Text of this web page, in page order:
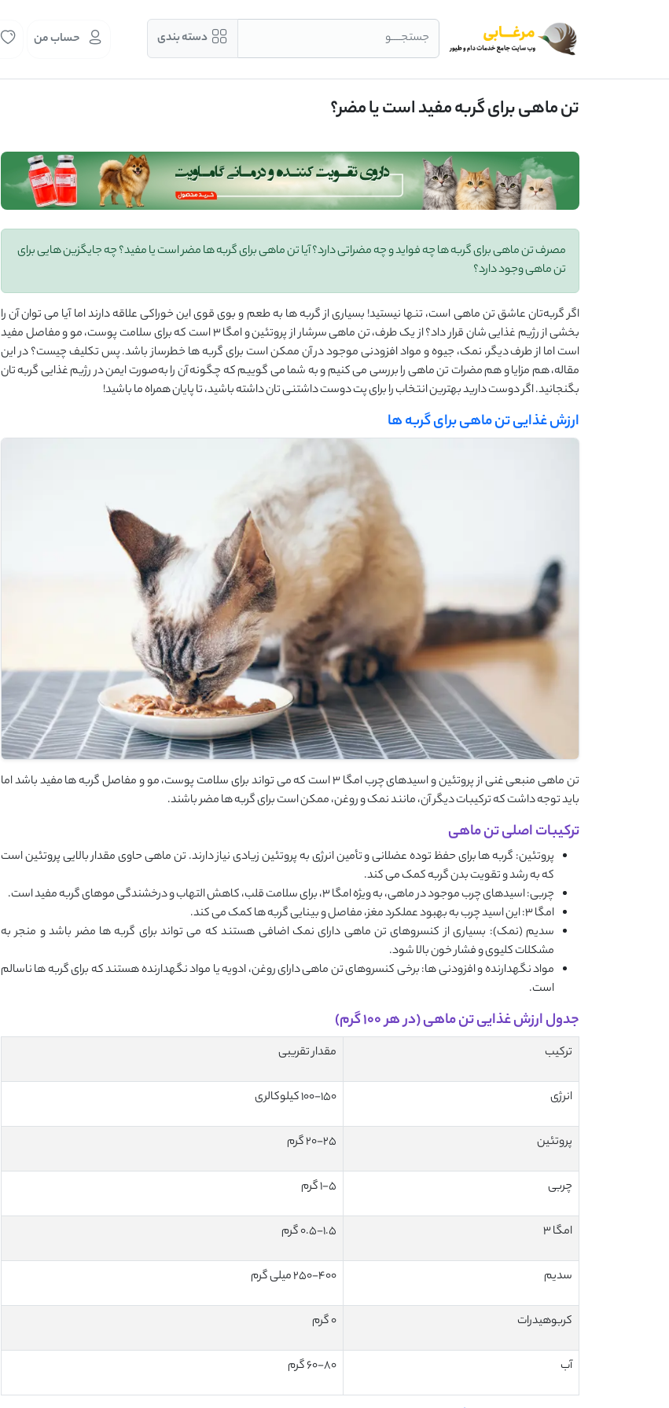
جستجــــو دسته بندی حساب من
تن ماهی برای گربه مفید است یا مضر؟
مصرف تن ماهی برای گربه ها چه فواید و چه مضراتی دارد؟ آیا تن ماهی برای گربه ها مضر است یا مفید؟ چه جایگزین هایی برای
تن ماهی وجود دارد؟
اگر گربه‌تان عاشق تن ماهی است، تنها نیستید! بسیاری از گربه ‌ها به طعم و بوی قوی این خوراکی علاقه دارند اما آیا می ‌توان آن را
بخشی از رژیم غذایی ‌شان قرار داد؟ از یک طرف، تن ماهی سرشار از پروتئین و امگا ۳ است که برای سلامت پوست، مو و مفاصل مفید
است اما از طرف دیگر، نمک، جیوه و مواد افزودنی موجود در آن ممکن است برای گربه‌ ها خطرساز باشد. پس تکلیف چیست؟ در این
مقاله، هم مزایا و هم مضرات تن ماهی را بررسی می ‌کنیم و به شما می ‌گوییم که چگونه آن را به‌صورت ایمن در رژیم غذایی گربه ‌تان
بگنجانید. اگر دوست دارید بهترین انتخاب را برای پت دوست‌ داشتنی ‌تان داشته باشید، تا پایان همراه ما باشید!
ارزش غذایی تن ماهی برای گربه ها
تن ماهی منبعی غنی از پروتئین و اسیدهای چرب امگا ۳ است که می ‌تواند برای سلامت پوست، مو و مفاصل گربه ‌ها مفید باشد اما
باید توجه داشت که ترکیبات دیگر آن، مانند نمک و روغن، ممکن است برای گربه‌ ها مضر باشند.
ترکیبات اصلی تن ماهی
پروتئین: گربه ‌ها برای حفظ توده عضلانی و تأمین انرژی به پروتئین زیادی نیاز دارند. تن ماهی حاوی مقدار بالایی پروتئین است
که به رشد و تقویت بدن گربه کمک می‌ کند.
چربی: اسیدهای چرب موجود در ماهی، به ‌ویژه امگا ۳، برای سلامت قلب، کاهش التهاب و درخشندگی موهای گربه مفید است.
امگا ۳: این اسید چرب به بهبود عملکرد مغز، مفاصل و بینایی گربه‌ ها کمک می ‌کند.
سدیم (نمک): بسیاری از کنسروهای تن ماهی دارای نمک اضافی هستند که می ‌تواند برای گربه ‌ها مضر باشد و منجر به
مشکلات کلیوی و فشار خون بالا شود.
مواد نگهدارنده و افزودنی ‌ها: برخی کنسروهای تن ماهی دارای روغن، ادویه یا مواد نگهدارنده هستند که برای گربه ‌ها ناسالم
است.
جدول ارزش غذایی تن ماهی (در هر 100 گرم)
ترکیب مقدار تقریبی
انرژی 100-150 کیلوکالری
پروتئین 20-25 گرم
چربی 1-5 گرم
امگا ۳ 0.5-1.5 گرم
سدیم 250-400 میلی‌ گرم
کربوهیدرات 0 گرم
آب 60-80 گرم